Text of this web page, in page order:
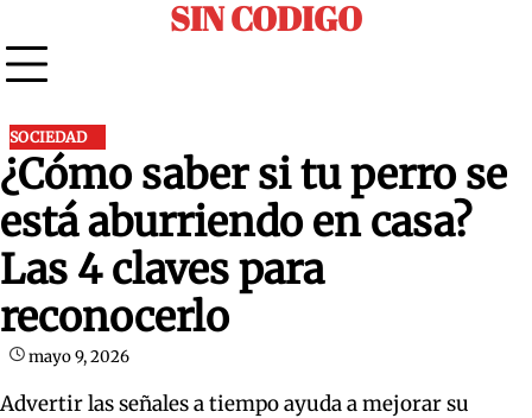
to
content
SIN CODIGO
SOCIEDAD
¿Cómo saber si tu perro se
está aburriendo en casa?
Las 4 claves para
reconocerlo
mayo 9, 2026
Advertir las señales a tiempo ayuda a mejorar su